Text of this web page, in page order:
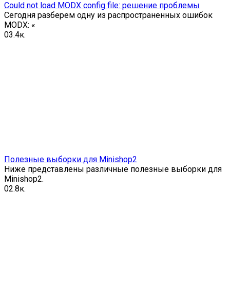
Could not load MODX config file: решение проблемы
Сегодня разберем одну из распространенных ошибок
MODX: «
03.4к.
Полезные выборки для Minishop2
Ниже представлены различные полезные выборки для
Minishop2.
02.8к.